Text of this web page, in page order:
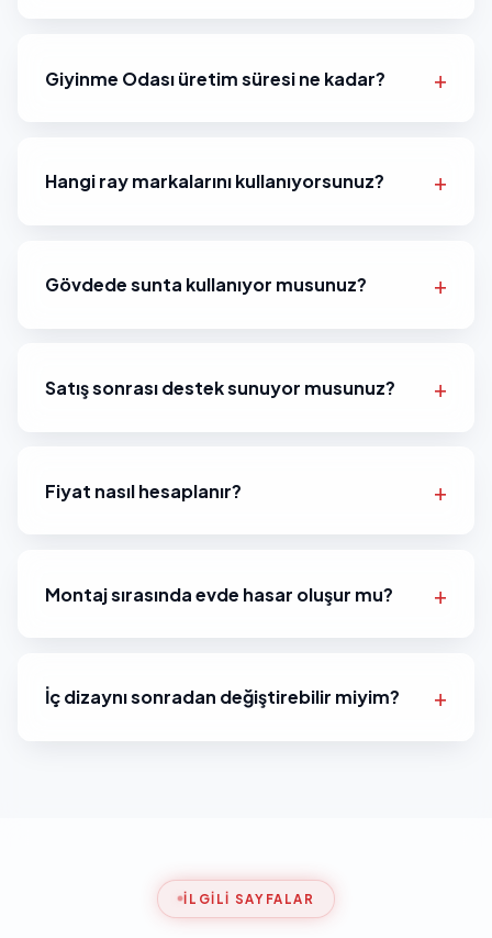
Giyinme Odası üretim süresi ne kadar?
Hangi ray markalarını kullanıyorsunuz?
Gövdede sunta kullanıyor musunuz?
Satış sonrası destek sunuyor musunuz?
Fiyat nasıl hesaplanır?
Montaj sırasında evde hasar oluşur mu?
İç dizaynı sonradan değiştirebilir miyim?
İLGILI SAYFALAR